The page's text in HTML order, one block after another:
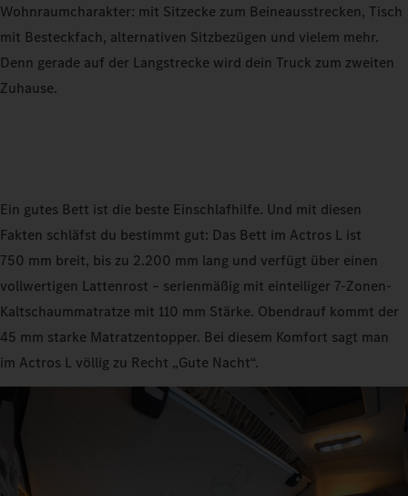
Wohnraumcharakter: mit Sitzecke zum Beineausstrecken, Tisch
mit Besteckfach, alternativen Sitzbezügen und vielem mehr.
Denn gerade auf der Langstrecke wird dein Truck zum zweiten
Zuhause.
Ein gutes Bett ist die beste Einschlafhilfe. Und mit diesen
Fakten schläfst du bestimmt gut: Das Bett im Actros L ist
750 mm breit, bis zu 2.200 mm lang und verfügt über einen
vollwertigen Lattenrost – serienmäßig mit einteiliger 7-Zonen-
Kaltschaummatratze mit 110 mm Stärke. Obendrauf kommt der
45 mm starke Matratzentopper. Bei diesem Komfort sagt man
im Actros L völlig zu Recht „Gute Nacht“.